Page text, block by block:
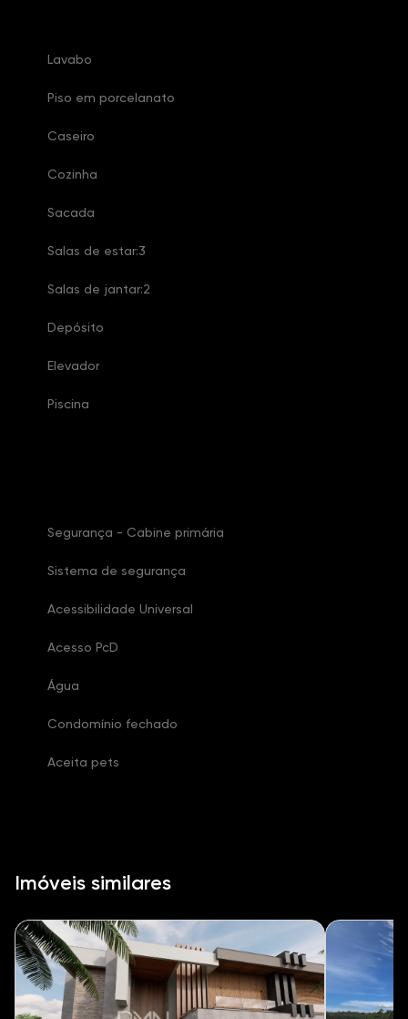
Lavabo
Piso em porcelanato
Caseiro
Cozinha
Sacada
Salas de estar:3
Salas de jantar:2
Depósito
Elevador
Piscina
Segurança - Cabine primária
Sistema de segurança
Acessibilidade Universal
Acesso PcD
Água
Condomínio fechado
Aceita pets
Imóveis similares